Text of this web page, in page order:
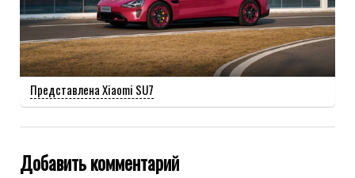
Представлена Xiaomi SU7
Добавить комментарий